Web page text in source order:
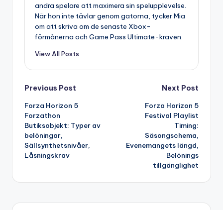
andra spelare att maximera sin spelupplevelse.
När hon inte tävlar genom gatorna, tycker Mia
om att skriva om de senaste Xbox-
förmånerna och Game Pass Ultimate-kraven.
View All Posts
Post
navigation
Previous Post
Forza Horizon 5
Forzathon
Butiksobjekt: Typer av
belöningar,
Sällsynthetsnivåer,
Låsningskrav
Next Post
Forza Horizon 5
Festival Playlist
Timing:
Säsongschema,
Evenemangets längd,
Belönings
tillgänglighet